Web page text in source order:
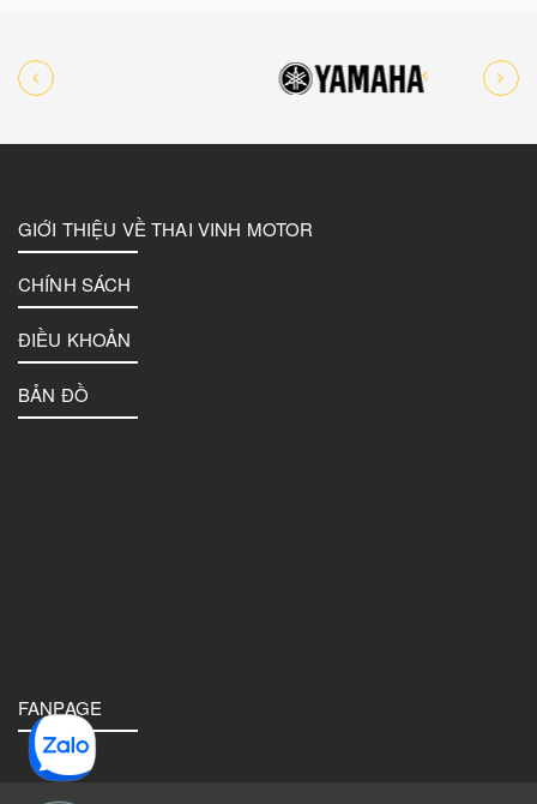
GIỚI THIỆU VỀ THAI VINH MOTOR
CHÍNH SÁCH
ĐIỀU KHOẢN
BẢN ĐỒ
FANPAGE